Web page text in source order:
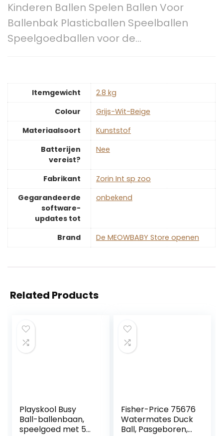
Kinderen Ballen Spelen Ballen Voor
Ballenbak Plasticballen Speelballen
Speelgoedballen voor de…
Itemgewicht
‎2.8 kg
Colour
‎Grijs-Wit-Beige
Materiaalsoort
‎Kunststof
Batterijen
vereist?
‎Nee
Fabrikant
‎Zorin Int sp zoo
Gegarandeerde
software-
updates tot
‎onbekend
Brand De MEOWBABY Store openen
Related Products
Playskool Busy
Ball-ballenbaan,
speelgoed met 5
Fisher-Price 75676
Watermates Duck
Ball, Pasgeboren,